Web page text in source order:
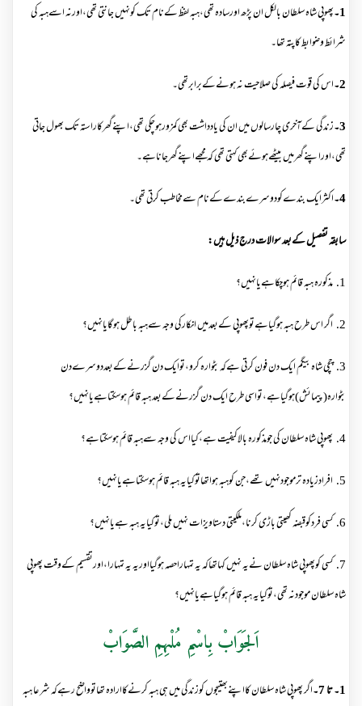
1۔ پھوپی شاہ سلطان بالکل ان پڑھ اورسادہ تھی،ہبہ لفظ کےنام تک کونہیں جانتی تھی،اورنہ اسےہبہ کی
شرائط وضوابط کاپتہ تھا۔
2۔ اس کی قوت فیصلہ کی صلاحیت نہ ہونےکےبرابرتھی۔
3۔ زندگی کےآخری چارسالوں میں ان کی یادداشت بھی کمزورہوچکی تھی،اپنےگھرکاراستہ تک بھول جاتی
تھی،اوراپنےگھرمیں بیٹھےہوئےبھی کہتی تھی کہ مجھےاپنےگھرجاناہے۔
4۔ اکثرایک بندےکودوسرےبندےکےنام سےمخاطب کرتی تھی۔
سابقہ تفصیل کےبعد سوالات درج ذیلہیں:
1. مذکورہ ہبہ قائم ہوچکاہےیانہیں؟
2. اگر اس طرح ہبہ ہوگیاہےتوپھوپی کےبعدمیں انکارکی وجہ سےہبہ باطل ہوگایانہیں؟
3. چچی شاہ بیگم ایک دن فون کرتی ہےکہ بٹوارہ کرو،توایک دن گزرنےکےبعددوسرےدن
بٹوارہ(پیمائش)ہوگیاہے،تواسی طرح ایک دن گزرنےکےبعد ہبہ قائم ہوسکتاہےیانہیں؟
4. پھوپی شاہ سلطان کی جومذکورہ بالاکیفیت ہے،کیااس کی وجہ سےہبہ قائم ہوسکتاہے؟
5. افرادزیادہ ترموجودنہیں تھے،جن کوہبہ ہواتھاتوکیایہ ہبہ قائم ہوسکتاہےیانہیں؟
6. کسی فردکوقبضہ کھیتی باڑی کرنا،ملکیتی دستاویزات نہیں ملی،توکیایہ ہبہ ہےیانہیں؟
7. کسی کوپھوپی شاہ سلطان نےیہ نہیں کہاتھاکہ یہ تمہاراحصہ ہوگیااوریہ یہ تمہارا،اورتقسیم کےوقت پھوپی
شاہ سلطان موجودنہ تھی،توکیایہ ہبہ قائم ہوگیاہےیانہیں؟
اَلجَوَابْ بِاسْمِ مُلْہِمِ الصَّوَابْ
1۔ تا 7۔
اگر پھوپی شاہ سلطان کااپنےبھتیجوں کوزندگی میں ہی ہبہ کرنےکاارادہ تھاتوواضح رہےکہ شرعا ہبہ